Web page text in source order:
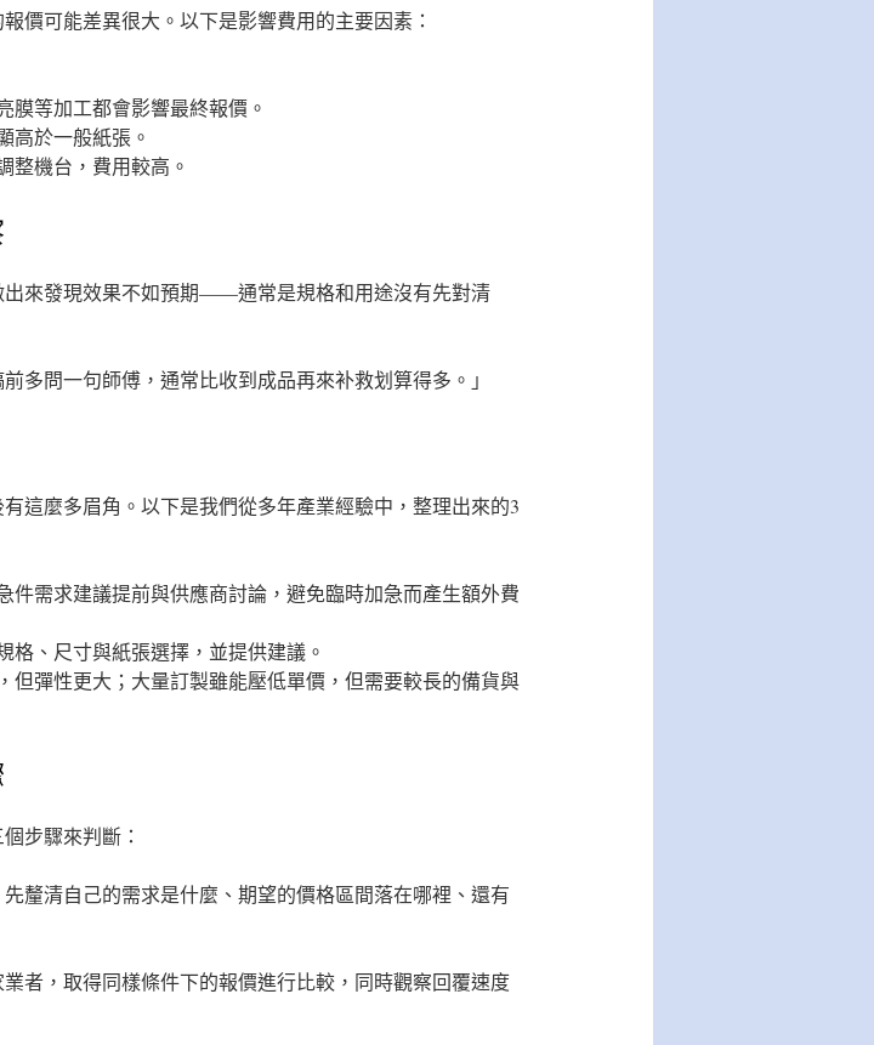
價可能差異很大。以下是影響費用的主要因素：
膜等加工都會影響最終報價。
高於一般紙張。
整機台，費用較高。
來發現效果不如預期——通常是規格和用途沒有先對清
多問一句師傅，通常比收到成品再來补救划算得多。」
這麼多眉角。以下是我們從多年產業經驗中，整理出來的3
件需求建議提前與供應商討論，避免臨時加急而產生額外費
格、尺寸與紙張選擇，並提供建議。
但彈性更大；大量訂製雖能壓低單價，但需要較長的備貨與
步驟來判斷：
釐清自己的需求是什麼、期望的價格區間落在哪裡、還有
者，取得同樣條件下的報價進行比較，同時觀察回覆速度